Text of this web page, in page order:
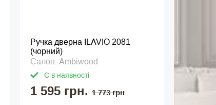
Ручка дверна ILAVIO 2081
(чорний)
Салон: Ambiwood
Є в наявності
1 595 грн. 1 773 грн